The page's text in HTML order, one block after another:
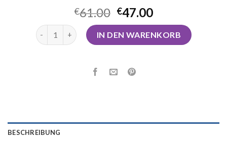
€61.00 €47.00
kopfhörer sport test MengeIN DEN WARENKORB
BESCHREIBUNG